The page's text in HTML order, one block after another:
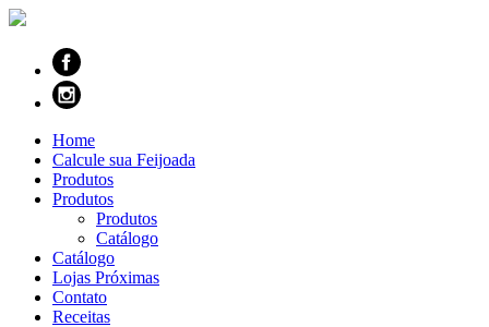
Home
Calcule sua Feijoada
Produtos
Produtos
Produtos
Catálogo
Catálogo
Lojas Próximas
Contato
Receitas